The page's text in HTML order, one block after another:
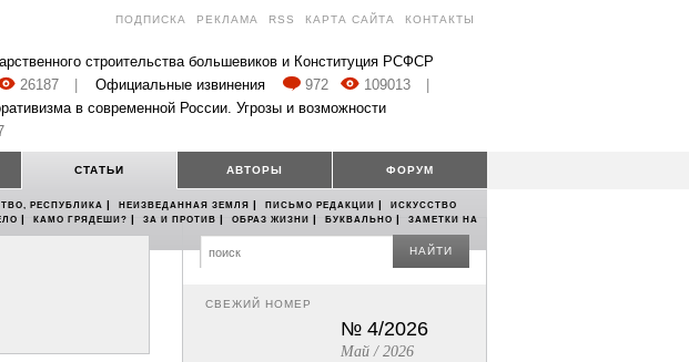
ПОДПИСКА РЕКЛАМА RSS КАРТА САЙТА КОНТАКТЫ
строительства большевиков и Конституция РСФСР
26187 Официальные извинения 972 109013
в современной России. Угрозы и возможности
СТАТЬИ АВТОРЫ ФОРУМ
РЕСПУБЛИКА | НЕИЗВЕДАННАЯ ЗЕМЛЯ | ПИСЬМО РЕДАКЦИИ |
ИСКУССТВО
| КАМО ГРЯДЕШИ? | ЗА И ПРОТИВ | ОБРАЗ ЖИЗНИ | БУКВАЛЬНО |
ЗАМЕТКИ НА
НАЙТИ
СВЕЖИЙ НОМЕР
№ 4/2026
Май / 2026